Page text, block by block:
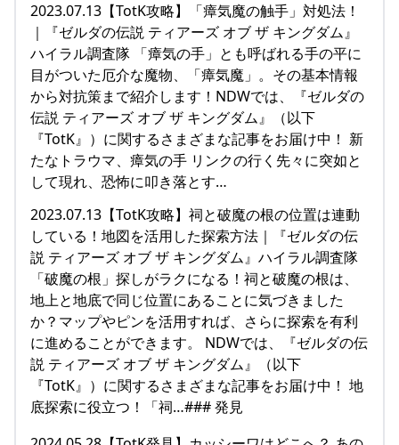
2023.07.13【TotK攻略】「瘴気魔の触手」対処法！
｜『ゼルダの伝説 ティアーズ オブ ザ キングダム』
ハイラル調査隊 「瘴気の手」とも呼ばれる手の平に
目がついた厄介な魔物、「瘴気魔」。その基本情報
から対抗策まで紹介します！NDWでは、『ゼルダの
伝説 ティアーズ オブ ザ キングダム』（以下
『TotK』）に関するさまざまな記事をお届け中！ 新
たなトラウマ、瘴気の手 リンクの行く先々に突如と
して現れ、恐怖に叩き落とす…
2023.07.13【TotK攻略】祠と破魔の根の位置は連動
している！地図を活用した探索方法｜『ゼルダの伝
説 ティアーズ オブ ザ キングダム』ハイラル調査隊
「破魔の根」探しがラクになる！祠と破魔の根は、
地上と地底で同じ位置にあることに気づきました
か？マップやピンを活用すれば、さらに探索を有利
に進めることができます。 NDWでは、『ゼルダの伝
説 ティアーズ オブ ザ キングダム』（以下
『TotK』）に関するさまざまな記事をお届け中！ 地
底探索に役立つ！「祠…### 発見